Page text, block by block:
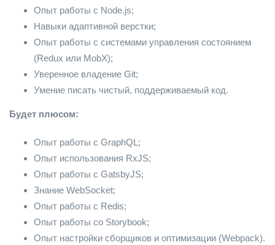
Опыт работы с Node.js;
Навыки адаптивной верстки;
Опыт работы с системами управления состоянием
(Redux или MobX);
Уверенное владение Git;
Умение писать чистый, поддерживаемый код.
Будет плюсом:
Опыт работы с GraphQL;
Опыт использования RxJS;
Опыт работы с GatsbyJS;
Знание WebSocket;
Опыт работы с Redis;
Опыт работы со Storybook;
Опыт настройки сборщиков и оптимизации (Webpack).